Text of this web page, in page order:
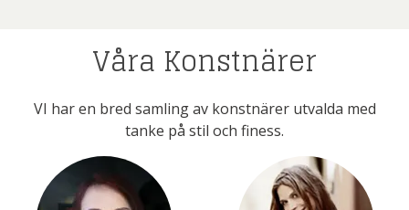
Våra Konstnärer
VI har en bred samling av konstnärer utvalda med
tanke på stil och finess.